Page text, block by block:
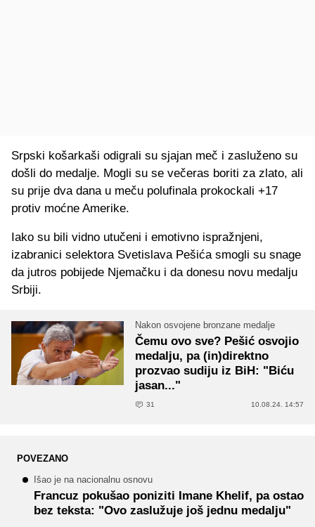
Srpski košarkaši odigrali su sjajan meč i zasluženo su
došli do medalje. Mogli su se večeras boriti za zlato, ali
su prije dva dana u meču polufinala prokockali +17
protiv moćne Amerike.
Iako su bili vidno utučeni i emotivno ispražnjeni,
izabranici selektora Svetislava Pešića smogli su snage
da jutros pobijede Njemačku i da donesu novu medalju
Srbiji.
Nakon osvojene bronzane medalje
Čemu ovo sve? Pešić osvojio
medalju, pa (in)direktno
prozvao sudiju iz BiH: "Biću
jasan..."
31 10.08.24. 14:57
POVEZANO
Išao je na nacionalnu osnovu
Francuz pokušao poniziti Imane Khelif, pa ostao
bez teksta: "Ovo zaslužuje još jednu medalju"